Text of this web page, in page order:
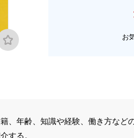
お
、年齢、知識や経験、働き方など
する。